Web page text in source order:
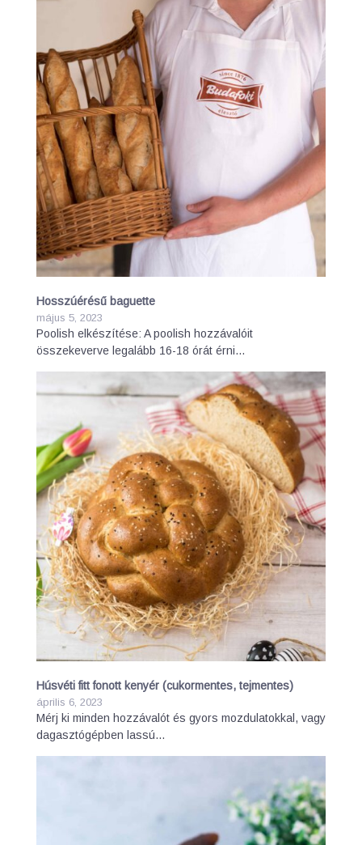
Hosszúérésű baguette
május 5, 2023
Poolish elkészítése: A poolish hozzávalóit
összekeverve legalább 16-18 órát érni…
Húsvéti fitt fonott kenyér (cukormentes, tejmentes)
április 6, 2023
Mérj ki minden hozzávalót és gyors mozdulatokkal, vagy
dagasztógépben lassú…